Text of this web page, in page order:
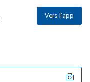
Vers l'app